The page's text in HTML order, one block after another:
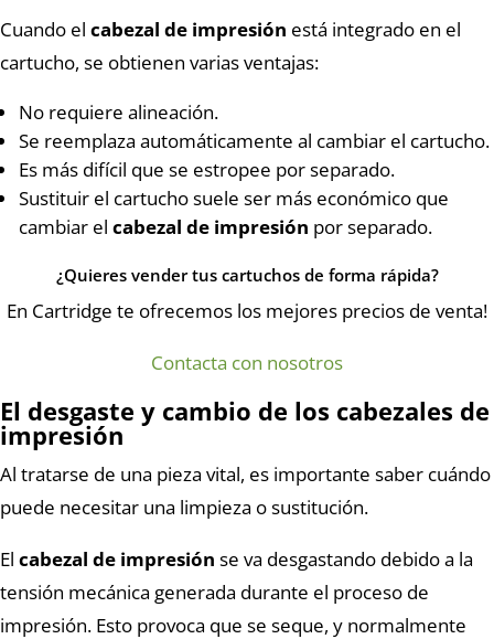
Cuando el cabezal de impresión está integrado en el
cartucho, se obtienen varias ventajas:
No requiere alineación.
Se reemplaza automáticamente al cambiar el cartucho.
Es más difícil que se estropee por separado.
Sustituir el cartucho suele ser más económico que
cambiar el cabezal de impresión por separado.
¿Quieres vender tus cartuchos de forma rápida?
En Cartridge te ofrecemos los mejores precios de venta!
Contacta con nosotros
El desgaste y cambio de los cabezales de
impresión
Al tratarse de una pieza vital, es importante saber cuándo
puede necesitar una limpieza o sustitución.
El cabezal de impresión se va desgastando debido a la
tensión mecánica generada durante el proceso de
impresión. Esto provoca que se seque, y normalmente